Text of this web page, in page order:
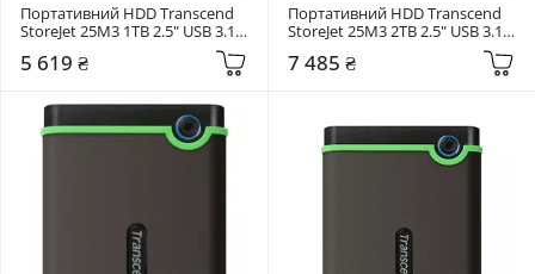
Портативний HDD Transcend
StoreJet 25M3 1TB 2.5" USB 3.1
5 619 ₴
Портативний HDD Transcend
StoreJet 25M3 2TB 2.5" USB 3.1
7 485 ₴